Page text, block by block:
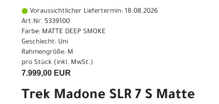
Voraussichtlicher Liefertermin: 18.08.2026
Art.Nr. 5339100
Farbe: MATTE DEEP SMOKE
Geschlecht: Uni
Rahmengröße: M
pro Stück (inkl. MwSt.)
7.999,00 EUR
Trek Madone SLR 7 S Matte